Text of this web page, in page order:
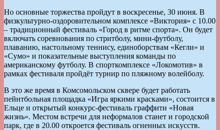
Но основные торжества пройдут в воскресенье, 30 июня. В
физкультурно-оздоровительном комплексе «Виктория» с 10.00
– традиционный фестиваль «Город в ритме спорта». Он будет
включать соревнования по стритболу, мини-футболу,
плаванию, настольному теннису, единоборствам «Кегли» и
«Сумо» и показательные выступления команды по
американскому футболу. В спорткомплексе «Локомотив» в
рамках фестиваля пройдёт турнир по пляжному волейболу.
В это же время в Комсомольском сквере будет работать
пейнтбольная площадка «Игра яркими красками», состоится в
Ельце и открытый конкурс-фестиваль граффити «Новая
жизнь». Местом встречи для неформалов станет и городской
парк, где в 20.00 откроется фестиваль огненных искусств.